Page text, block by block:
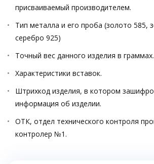
присваиваемый производителем.
Тип металла и его проба (золото 585,
серебро 925)
Точный вес данного изделия в граммах.
Характеристики вставок.
Штрихкод изделия, в котором
информация об изделии.
ОТК, отдел технического контроля
контролер №1.